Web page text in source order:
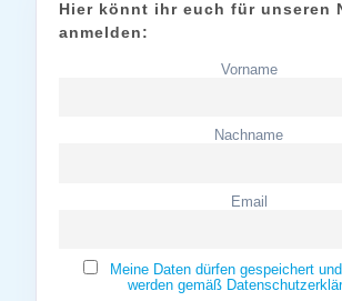
Hier könnt ihr euch für unseren
anmelden:
Vorname
Nachname
Email
Meine Daten dürfen gespeichert
werden gemäß